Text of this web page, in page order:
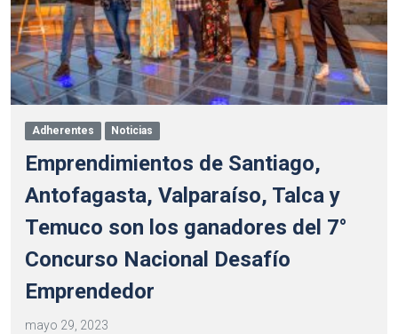
Adherentes Noticias
Emprendimientos de Santiago,
Antofagasta, Valparaíso, Talca y
Temuco son los ganadores del 7°
Concurso Nacional Desafío
Emprendedor
mayo 29, 2023